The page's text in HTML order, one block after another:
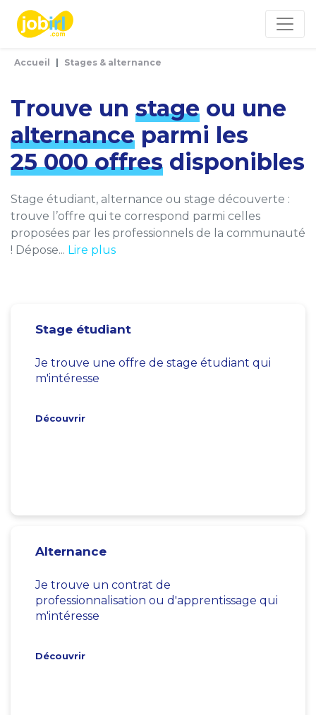
Accueil Stages & alternance
Trouve un stage ou une
alternance parmi les
25 000 offres disponibles
Stage étudiant, alternance ou stage découverte :
trouve l’offre qui te correspond parmi celles
proposées par les professionnels de la communauté
! Dépose... Lire plus
Stage étudiant
Je trouve une offre de stage étudiant qui
m'intéresse
Découvrir
Alternance
Je trouve un contrat de
professionnalisation ou d'apprentissage qui
m'intéresse
Découvrir
Panneau de gestion des cookies